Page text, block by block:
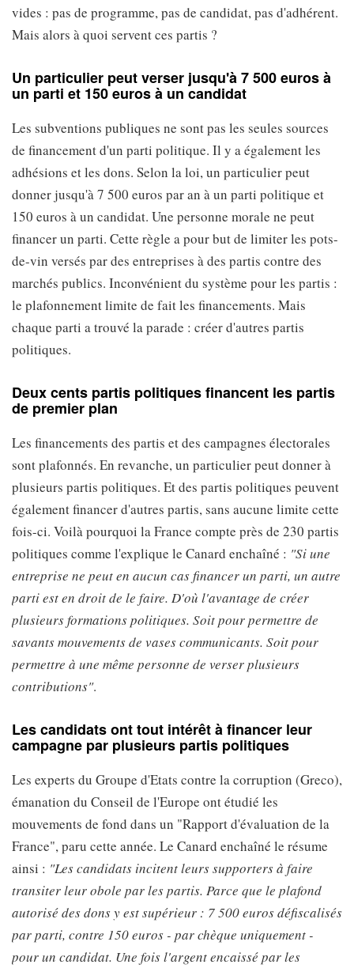
vides : pas de programme, pas de candidat, pas d'adhérent.
Mais alors à quoi servent ces partis ?
Un particulier peut verser jusqu'à 7 500 euros à
un parti et 150 euros à un candidat
Les subventions publiques ne sont pas les seules sources
de financement d'un parti politique. Il y a également les
adhésions et les dons. Selon la loi, un particulier peut
donner jusqu'à 7 500 euros par an à un parti politique et
150 euros à un candidat. Une personne morale ne peut
financer un parti. Cette règle a pour but de limiter les pots-
de-vin versés par des entreprises à des partis contre des
marchés publics. Inconvénient du système pour les partis :
le plafonnement limite de fait les financements. Mais
chaque parti a trouvé la parade : créer d'autres partis
politiques.
Deux cents partis politiques financent les partis
de premier plan
Les financements des partis et des campagnes électorales
sont plafonnés. En revanche, un particulier peut donner à
plusieurs partis politiques. Et des partis politiques peuvent
également financer d'autres partis, sans aucune limite cette
fois-ci. Voilà pourquoi la France compte près de 230 partis
politiques comme l'explique le Canard enchaîné : "Si une
entreprise ne peut en aucun cas financer un parti, un autre
parti est en droit de le faire. D'où l'avantage de créer
plusieurs formations politiques. Soit pour permettre de
savants mouvements de vases communicants. Soit pour
permettre à une même personne de verser plusieurs
contributions".
Les candidats ont tout intérêt à financer leur
campagne par plusieurs partis politiques
Les experts du Groupe d'Etats contre la corruption (Greco),
émanation du Conseil de l'Europe ont étudié les
mouvements de fond dans un "Rapport d'évaluation de la
France", paru cette année. Le Canard enchaîné le résume
ainsi : "Les candidats incitent leurs supporters à faire
transiter leur obole par les partis. Parce que le plafond
autorisé des dons y est supérieur : 7 500 euros défiscalisés
par parti, contre 150 euros - par chèque uniquement -
pour un candidat. Une fois l'argent encaissé par les